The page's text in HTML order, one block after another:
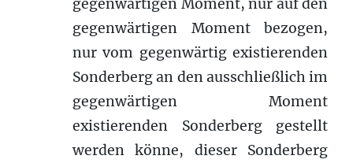
gegenwärtigen Moment, nur auf den
gegenwärtigen Moment bezogen,
nur vom gegenwärtig existierenden
Sonderberg an den ausschließlich im
gegenwärtigen Moment
existierenden Sonderberg gestellt
werden könne, dieser Sonderberg